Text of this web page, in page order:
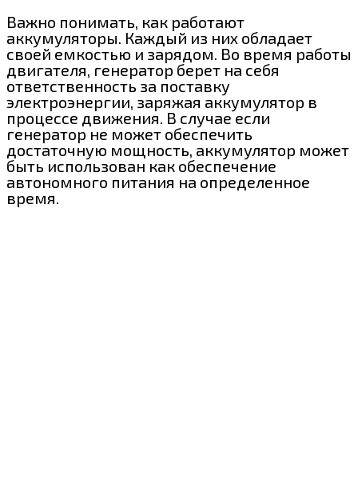
Важно понимать, как работают
аккумуляторы. Каждый из них обладает
своей емкостью и зарядом. Во время работы
двигателя, генератор берет на себя
ответственность за поставку
электроэнергии, заряжая аккумулятор в
процессе движения. В случае если
генератор не может обеспечить
достаточную мощность, аккумулятор может
быть использован как обеспечение
автономного питания на определенное
время.